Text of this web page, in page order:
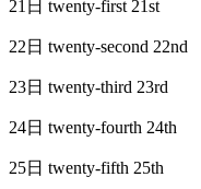
21日 twenty-first 21st
22日 twenty-second 22nd
23日 twenty-third 23rd
24日 twenty-fourth 24th
25日 twenty-fifth 25th